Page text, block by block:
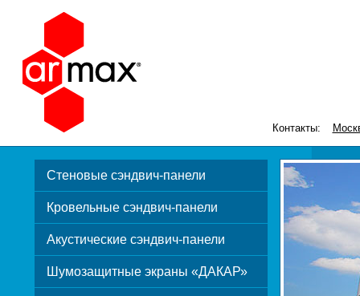
Контакты:
Стеновые сэндвич-панели
Кровельные сэндвич-панели
Акустические сэндвич-панели
Шумозащитные экраны «ДАКАР»